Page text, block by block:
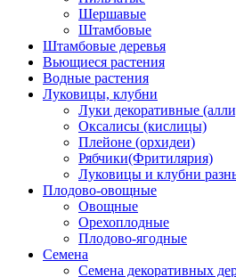
Шершавые
Штамбовые
Штамбовые деревья
Вьющиеся растения
Водные растения
Луковицы, клубни
Луки декоративные
Оксалисы (кислицы)
Плейоне (орхидеи)
Рябчики(Фритилярия)
Луковицы и клубни
Плодово-овощные
Овощные
Орехоплодные
Плодово-ягодные
Семена
Семена декоративных